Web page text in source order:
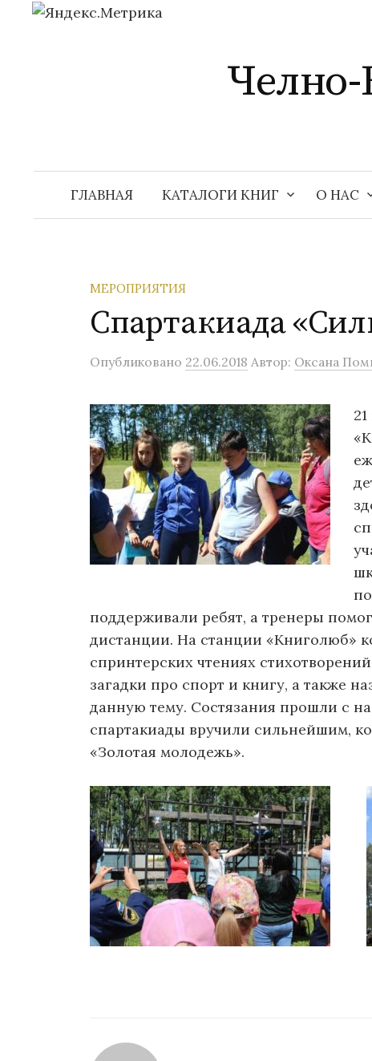
ГЛАВНАЯ КАТАЛОГИ КНИГ О НАС
МЕРОПРИЯТИЯ
Спартакиада
Опубликовано 22.06.2018 Автор: Оксана
поддерживали ребят, а тренеры
дистанции. На станции «Книголюб»
спринтерских чтениях
загадки про спорт и книгу, а также
данную тему. Состязания прошли с
спартакиады вручили сильнейшим,
«Золотая молодежь».